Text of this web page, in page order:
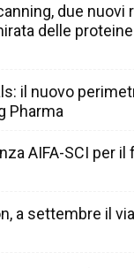
due nuovi
delle proteine
il nuovo
Pharma
AIFA-SCI per
a settembre il